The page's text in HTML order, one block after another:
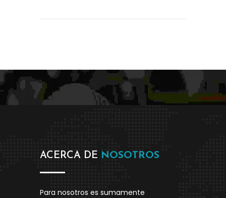
ACERCA DE NOSOTROS
Para nosotros es sumamente